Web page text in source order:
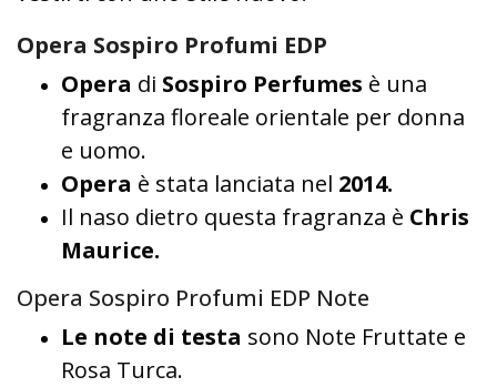
Opera Sospiro Profumi EDP
Opera di Sospiro Perfumes è una
fragranza floreale orientale per donna
e uomo.
Opera è stata lanciata nel 2014.
Il naso dietro questa fragranza è Chris
Maurice.
Opera Sospiro Profumi EDP Note
Le note di testa sono Note Fruttate e
Rosa Turca.